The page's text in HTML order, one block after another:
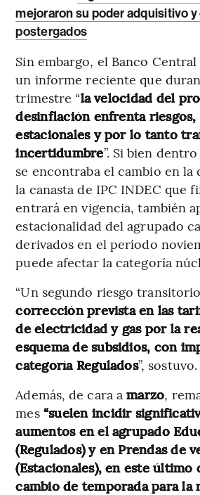
mejoraron su poder adquisitivo
postergados
Sin embargo, el Banco
un informe reciente que
trimestre “la velocidad del
desinflación enfrenta
estacionales y por lo tanto
incertidumbre”. Si bien
se encontraba el cambio en
la canasta de IPC INDEC que
entrará en vigencia, también
estacionalidad del agrupado
derivados en el período
puede afectar la categoría
“Un segundo riesgo
corrección prevista en las
de electricidad y gas por la
esquema de subsidios, con
categoría Regulados”, sostuvo.
Además, de cara amarzo,
mes“suelen incidir
aumentos en el agrupado
(Regulados) y en Prendas de
(Estacionales), en este último
cambio de temporada para la